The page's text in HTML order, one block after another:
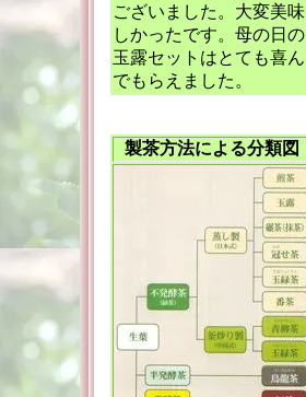
ございました。大変美味
しかったです。母の日の
玉露セットはとても喜ん
でもらえました。
製茶方法による分類図